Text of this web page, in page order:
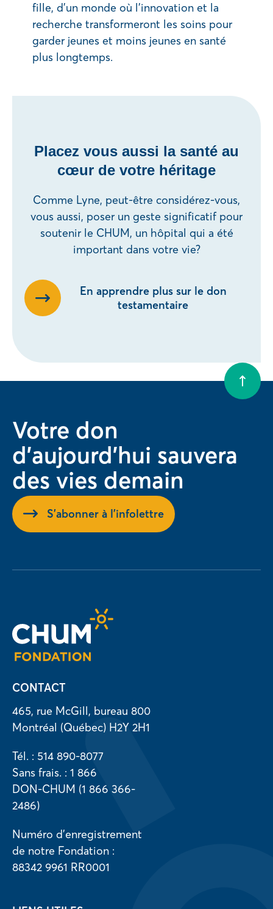
fille, d’un monde où l’innovation et la
recherche transformeront les soins pour
garder jeunes et moins jeunes en santé
plus longtemps.
Placez vous aussi la santé au
cœur de votre héritage
Comme Lyne, peut-être considérez-vous,
vous aussi, poser un geste significatif pour
soutenir le CHUM, un hôpital qui a été
important dans votre vie?
En apprendre plus sur le don
testamentaire
Votre don
d'aujourd'hui sauvera
des vies demain
S'abonner à l'infolettre
CONTACT
465, rue McGill, bureau 800
Montréal (Québec) H2Y 2H1
Tél. : 514 890-8077
Sans frais. : 1 866
DON-CHUM (1 866 366-
2486)
Numéro d’enregistrement
de notre Fondation :
88342 9961 RR0001